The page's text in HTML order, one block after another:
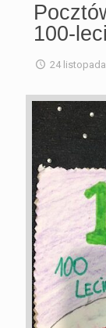
100-
24